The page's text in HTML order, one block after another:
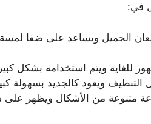
في:
الجميل ويساعد على ضفا
للغاية ويتم استخدامه بشكل
التنظيف ويعود كالجديد بسهولة
متنوعة من الأشكال ويظهر